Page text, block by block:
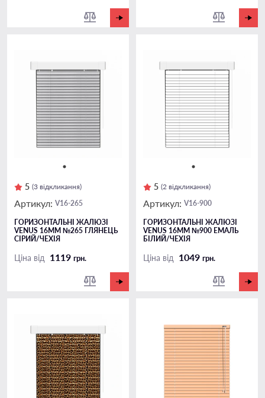
5 (3 відкликання)
Артикул: V16-265
ГОРИЗОНТАЛЬНІ ЖАЛЮЗІ
VENUS 16ММ №265 ГЛЯНЕЦЬ
СІРИЙ/ЧЕХІЯ
Ціна від 1119 грн.
5 (2 відкликання)
Артикул: V16-900
ГОРИЗОНТАЛЬНІ ЖАЛЮЗІ
VENUS 16ММ №900 ЕМАЛЬ
БІЛИЙ/ЧЕХІЯ
Ціна від 1049 грн.